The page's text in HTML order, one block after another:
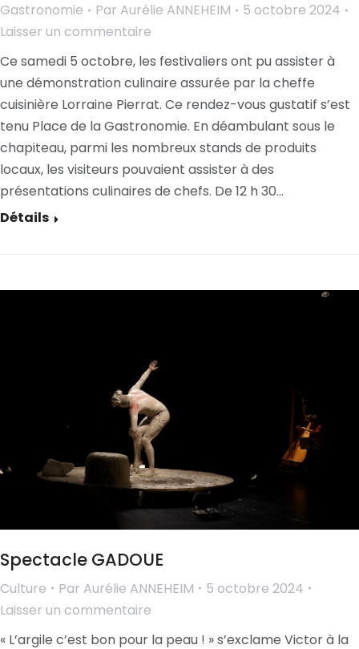
Gastronomie Par Aurélie ANNEHEIM
5 octobre 2024
Laisser un commentaire
Ce samedi 5 octobre, les festivaliers ont pu assister à
une démonstration culinaire assurée par la cheffe
cuisinière Lorraine Pierrat. Ce rendez-vous gustatif s’est
tenu Place de la Gastronomie. En déambulant sous le
chapiteau, parmi les nombreux stands de produits
locaux, les visiteurs pouvaient assister à des
présentations culinaires de chefs. De 12 h 30…
Détails
Spectacle GADOUE
Culture Par Aurélie ANNEHEIM
5 octobre 2024
Laisser un commentaire
« L’argile c’est bon pour la peau ! » s’exclame Victor à la